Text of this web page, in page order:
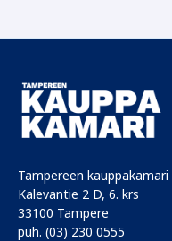
Tampereen kauppakamari
Kalevantie 2 D, 6. krs
33100 Tampere
puh. (03) 230 0555